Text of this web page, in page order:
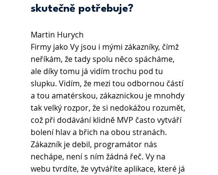
skutečně potřebuje?
Martin Hurych
Firmy jako Vy jsou i mými zákazníky, čímž
neříkám, že tady spolu něco spácháme,
ale díky tomu já vidím trochu pod tu
slupku. Vidím, že mezi tou odbornou částí
a tou amatérskou, zákaznickou je mnohdy
tak velký rozpor, že si nedokážou rozumět,
což při dodávání klidně MVP často vytváří
bolení hlav a břich na obou stranách.
Zákazník je debil, programátor nás
nechápe, není s ním žádná řeč. Vy na
webu tvrdíte, že vytváříte aplikace, které já